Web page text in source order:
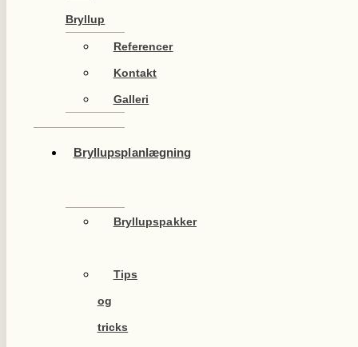
Bryllup
Referencer
Kontakt
Galleri
Bryllupsplanlægning
Bryllupspakker
Tips
og
tricks